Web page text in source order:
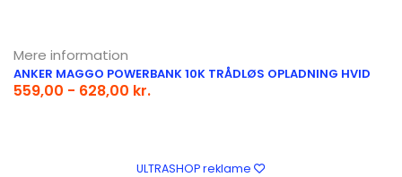
Mere information
ANKER MAGGO POWERBANK 10K TRÅDLØS OPLADNING HVID
559,00 - 628,00 kr.
ULTRASHOP reklame